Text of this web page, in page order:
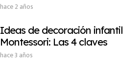
hace 2 años
Ideas de decoración infantil
Montessori: Las 4 claves
hace 3 años